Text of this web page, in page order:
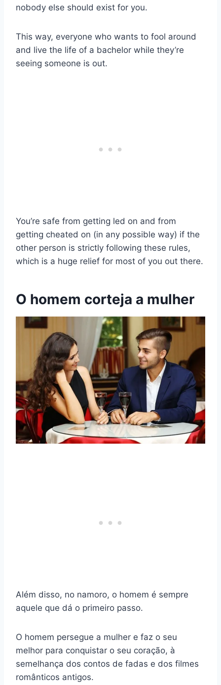
nobody else should exist for you.
This way, everyone who wants to fool around
and live the life of a bachelor while they’re
seeing someone is out.
You’re safe from getting led on and from
getting cheated on (in any possible way) if the
other person is strictly following these rules,
which is a huge relief for most of you out there.
O homem corteja a mulher
Além disso, no namoro, o homem é sempre
aquele que dá o primeiro passo.
O homem persegue a mulher e faz o seu
melhor para conquistar o seu coração, à
semelhança dos contos de fadas e dos filmes
românticos antigos.